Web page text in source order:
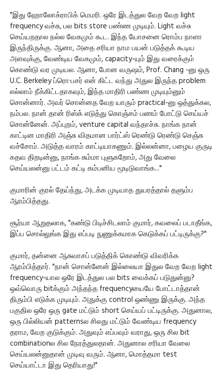
"இது ஹோலோக்ராபிக் மெமரி. ஒரே இடத்துல வேற வேற light
frequency வச்சு, பல bits store பண்ண முடியும். Light வச்சு
செய்யறதால நல்ல வேகமும் கூட. இந்த யோசனை ரொம்ப நாளா
இருந்திருக்கு. ஆனா, அதை சரியா நாம பயன் படுத்தக் கூடிய
அளவுக்கு, வேண்டிய வேகமும், capacity-யும் இது வரைக்கும்
கொண்டு வர முடியல. ஆனா, போன வருஷம், Prof. Chang -னு ஒரு
U.C. Berkeley ப்ரொ·பசர் என் கிட்ட வந்து அதுல இருந்த problem
எல்லாம் நீக்கிட்டதாகவும், இந்த மாதிரி பண்ண முடியும்னும்
சொன்னார். அவர் சொன்னத வேற யாரும் practical-னு ஒத்துக்கல,
நம்பல. நான் தான் ரிஸ்க் எடுத்து கொஞ்சம் பணம் போட்டு செய்யச்
சொன்னேன். அப்புறம், venture capital வந்தாச்சு. நாங்க நான்
காட்டின மாதிரி அஞ்சு விதமான பார்ட்ஸ் ரெண்டு ரெண்டு செஞ்சு
வச்சோம். அடுத்த வாரம் காட்டியாகணும். இல்லன்னா, பழைய குருடி
கதவ திறடின்னு, நாங்க சும்மா புளுகறோம், அது வேலை
செய்யலன்னு பட்டம் கட்டி கம்பனிய மூடிடுவாங்க..."
குமாரின் குரல் தேய்ந்து, அடக்க முடியாத துயரத்தால் தளும்ப
ஆரம்பித்தது.
சூர்யா ஆறுதலாக, "கண்டு பிடிச்சிடலாம் குமார், கவலைப் படாதீங்க,
இப்ப சொல்லுங்க இது எப்படி நுணுக்கமாக கெடுக்கப் பட்டிருக்கு?"
குமார், தன்னை ஆசுவாசப் படுத்திக் கொண்டு விவரிக்க
ஆரம்பித்தார். "நான் சொன்னேன் இல்லையா இதுல வேற வேற light
frequency-யால ஒரே இடத்துல பல bits வைக்கப் படுதுன்னு?
ஒவ்வொரு bitக்கும் அந்தந்த frequencyயையே போட்டாத்தான்
திரும்பி எடுக்க முடியும். அதுக்கு control ஒண்ணு இருக்கு. அந்த
பகுதில ஒரே ஒரு gate மட்டும் short செய்யப் பட்டிருக்கு. அதுனால,
ஒரு பில்லியன் patternsல சிலது மட்டும் வேண்டிய frequency
தராம, வேற குடுக்கும். அதுவும் எப்பவும் வராது, ஒரு சில bit
combinationல சில நேரத்துலதான். அதுனால சரியா வேலை
செய்யலன்னுதான் முடிவு வரும். ஆனா, மொத்தமா test
செய்யாட்டா இது தெரியாது!"